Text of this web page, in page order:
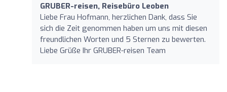
GRUBER-reisen, Reisebüro Leoben
Liebe Frau Hofmann, herzlichen Dank, dass Sie
sich die Zeit genommen haben um uns mit diesen
freundlichen Worten und 5 Sternen zu bewerten.
Liebe Grüße Ihr GRUBER-reisen Team